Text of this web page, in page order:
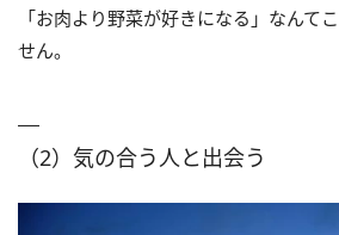
「お肉より野菜が好きになる」なんて
せん。
（2）気の合う人と出会う